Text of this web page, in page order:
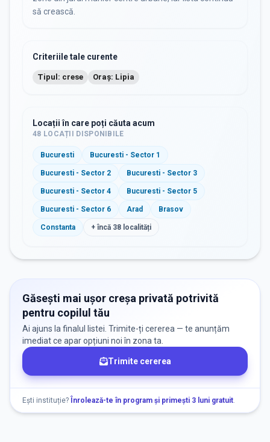
să crească.
Criteriile tale curente
Tipul: crese Oraș: Lipia
Locații în care poți căuta acum
48 LOCAȚII DISPONIBILE
Bucuresti Bucuresti - Sector 1
Bucuresti - Sector 2 Bucuresti - Sector 3
Bucuresti - Sector 4 Bucuresti - Sector 5
Bucuresti - Sector 6 Arad Brasov
Constanta + încă 38 localități
Găsești mai ușor creșa privată potrivită
pentru copilul tău
Ai ajuns la finalul listei. Trimite-ți cererea — te anunțăm
imediat ce apar opțiuni noi în zona ta.
Trimite cererea
Ești instituție? Înrolează-te în program și primești 3 luni gratuit.